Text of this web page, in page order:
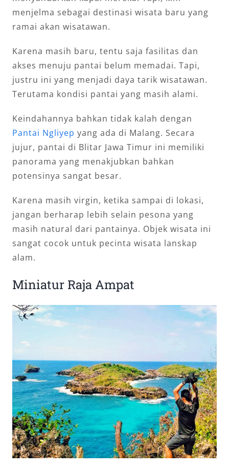
menjelma sebagai destinasi wisata baru yang
ramai akan wisatawan.
Karena masih baru, tentu saja fasilitas dan
akses menuju pantai belum memadai. Tapi,
justru ini yang menjadi daya tarik wisatawan.
Terutama kondisi pantai yang masih alami.
Keindahannya bahkan tidak kalah dengan
Pantai Ngliyep yang ada di Malang. Secara
jujur, pantai di Blitar Jawa Timur ini memiliki
panorama yang menakjubkan bahkan
potensinya sangat besar.
Karena masih virgin, ketika sampai di lokasi,
jangan berharap lebih selain pesona yang
masih natural dari pantainya. Objek wisata ini
sangat cocok untuk pecinta wisata lanskap
alam.
Miniatur Raja Ampat